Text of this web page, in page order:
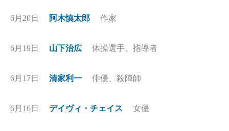
6月20日 阿木慎太郎 作家
6月19日 山下治広 体操選手、指導者
6月17日 清家利一 俳優、殺陣師
6月16日 デイヴィ・チェイス 女優